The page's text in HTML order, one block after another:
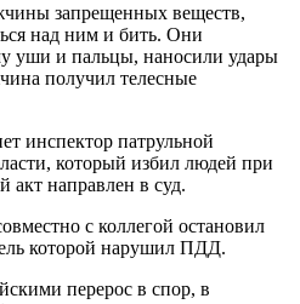
запрещенных веществ,
над ним и бить. Они
уши и пальцы, наносили удары
получил телесные
инспектор патрульной
который избил людей при
направлен в суд.
с коллегой остановил
которой нарушил ПДД.
перерос в спор, в